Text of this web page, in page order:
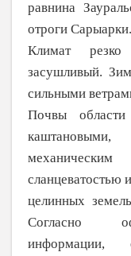
равнина
отроги Сарыарки.
Климат резко
засушливый.
сильными
Почвы
сланцеватостью
целинных
Согласно
информации,